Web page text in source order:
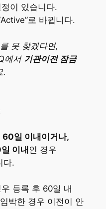
이 있습니다.
로 바뀝니다.
못 찾겠다면,
에서 기관이전 잠금
.
60일 이내이거나,
이내 인 경우
다​.
등록 후 60일 내
박한 경우 이전이 안